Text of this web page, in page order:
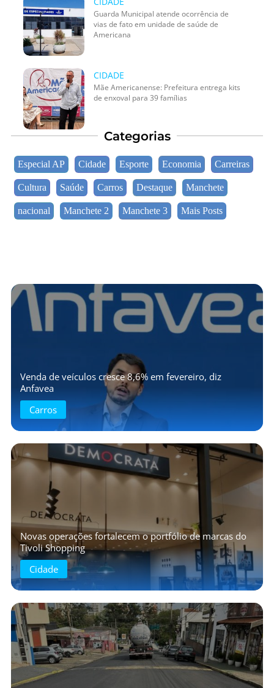
Guarda Municipal atende ocorrência de
vias de fato em unidade de saúde de
Americana
CIDADE
Mãe Americanense: Prefeitura entrega kits
de enxoval para 39 famílias
Categorias
Especial AP Cidade Esporte Economia Carreiras
Cultura Saúde Carros Destaque Manchete
nacional Manchete 2 Manchete 3 Mais Posts
Venda de veículos cresce 8,6% em fevereiro, diz
Anfavea
Carros
Novas operações fortalecem o portfólio de marcas do
Tivoli Shopping
Cidade